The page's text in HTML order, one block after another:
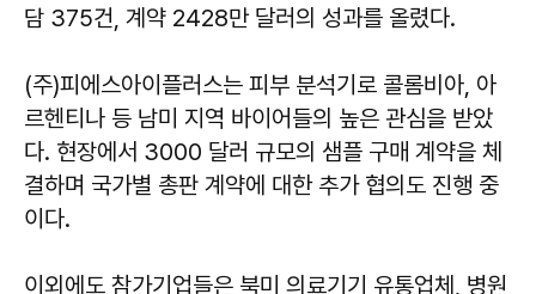
담 375건, 계약 2428만 달러의 성과를 올렸다.
(주)피에스아이플러스는 피부 분석기로 콜롬비아, 아
르헨티나 등 남미 지역 바이어들의 높은 관심을 받았
다. 현장에서 3000 달러 규모의 샘플 구매 계약을 체
결하며 국가별 총판 계약에 대한 추가 협의도 진행 중
이다.
이외에도 참가기업들은 북미 의료기기 유통업체, 병원